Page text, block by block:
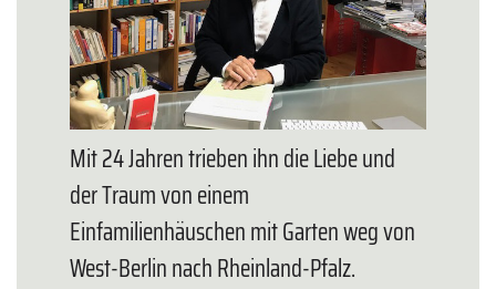
Mit 24 Jahren trieben ihn die Liebe und
der Traum von einem
Einfamilienhäuschen mit Garten weg von
West-Berlin nach Rheinland-Pfalz.